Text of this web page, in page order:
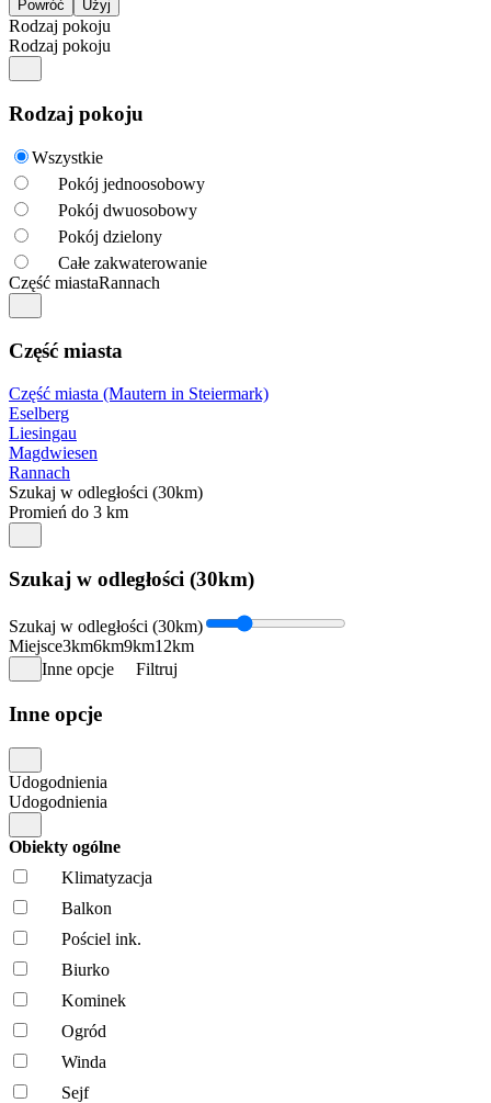
Rodzaj pokoju
Rodzaj pokoju
Rodzaj pokoju
Wszystkie
Pokój jednoosobowy
Pokój dwuosobowy
Pokój dzielony
Całe zakwaterowanie
Część miastaRannach
Część miasta
Część miasta (Mautern in Steiermark)
Eselberg
Liesingau
Magdwiesen
Rannach
Szukaj w odległości (30km)
Promień do 3 km
Szukaj w odległości (30km)
Szukaj w odległości (30km)
Miejsce3km6km9km12km
Inne opcje
Filtruj
Inne opcje
Udogodnienia
Udogodnienia
Obiekty ogólne
Klimatyzacja
Balkon
Pościel ink.
Biurko
Kominek
Ogród
Winda
Sejf